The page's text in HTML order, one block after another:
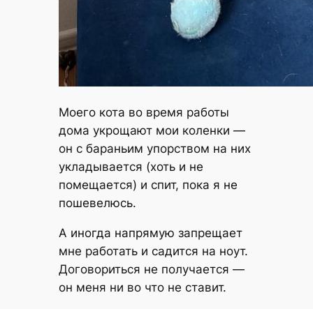
Моего кота во время работы
дома укрощают мои коленки —
он с бараньим упорством на них
укладывается (хоть и не
помещается) и спит, пока я не
пошевелюсь.
А иногда напрямую запрещает
мне работать и садится на ноут.
Договориться не получается —
он меня ни во что не ставит.